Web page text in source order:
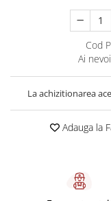
Cod
Ai
La achizitionarea
Adauga la